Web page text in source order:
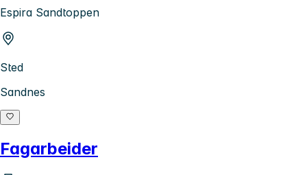
Espira Sandtoppen
Sted
Sandnes
Fagarbeider